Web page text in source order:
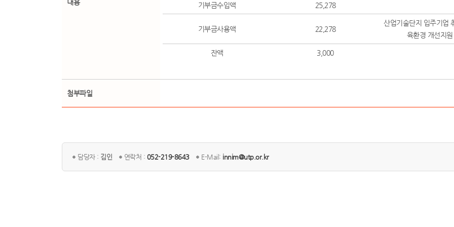
내용 기부금수입액 25,278
기부금사용액 22,278
산업기술단지 입주기업
육환경 개선지원
잔액 3,000
첨부파일
담당자 : 김인 연락처 : 052-219-8643 E-Mail: innim@utp.or.kr